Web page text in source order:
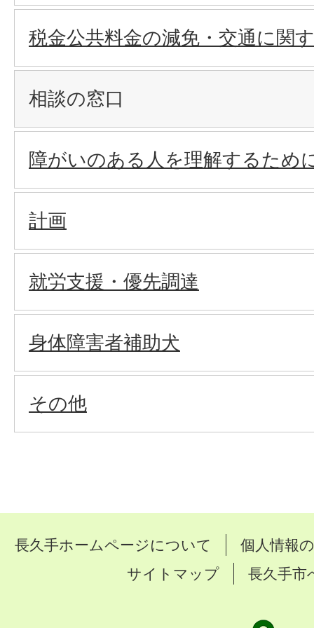
税金公共料金の減免・交通に関
相談の窓口
障がいのある人を理解するため
計画
就労支援・優先調達
身体障害者補助犬
その他
長久手ホームページについて
個人情報
サイトマップ
長久手市